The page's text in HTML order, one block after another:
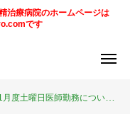
治療病院のホームページは
です
度土曜日医師勤務について
デイケア予定表